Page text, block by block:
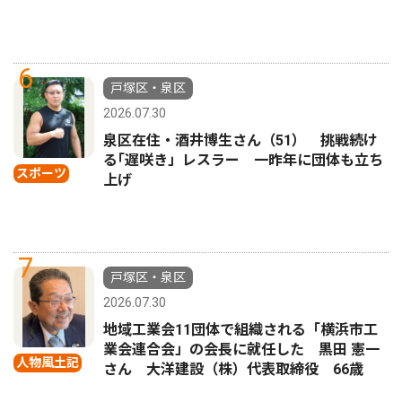
6
スポーツ
戸塚区・泉区
2026.07.30
泉区在住・酒井博生さん（51） 挑戦続け
る｢遅咲き」レスラー 一昨年に団体も立ち
上げ
7
人物風土記
戸塚区・泉区
2026.07.30
地域工業会11団体で組織される「横浜市工
業会連合会」の会長に就任した 黒田 憲一
さん 大洋建設（株）代表取締役 66歳